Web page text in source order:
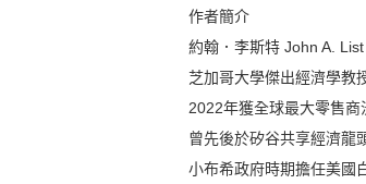
作者簡介
約翰．李斯特 John A. List
芝加哥大學傑出經濟學教
2022年獲全球最大零售商
曾先後於矽谷共享經濟龍
小布希政府時期擔任美國